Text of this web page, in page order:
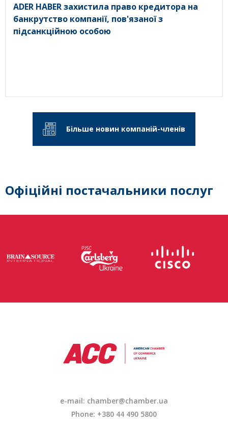
ADER HABER захистила право кредитора на
банкрутство компанії, пов'язаної з
підсанкційною особою
Більше новин компаній-членів
Офіційні постачальники послуг
e-mail: chamber@chamber.ua
Phone: +380 44 490 5800